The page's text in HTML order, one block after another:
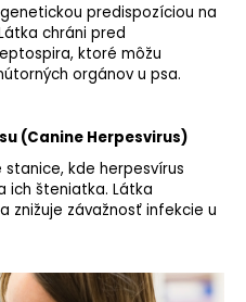
predispozíciou na
chráni pred
ktoré môžu
orgánov u psa.
(Canine Herpesvirus)
kde herpesvírus
ich šteniatka. Látka
znižuje závažnosť infekcie u